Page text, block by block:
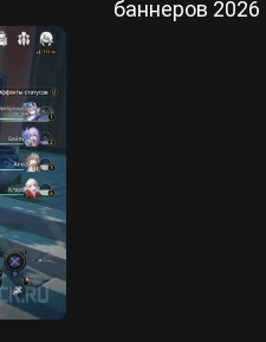
баннеров 2026